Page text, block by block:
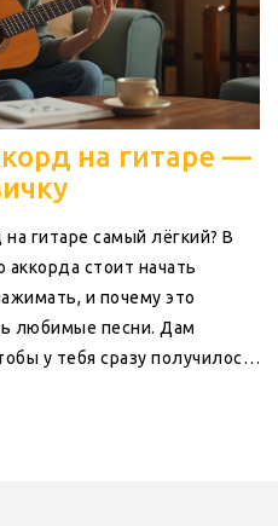
на гитаре —
гитаре самый лёгкий? В
аккорда стоит начать
и почему это
любимые песни. Дам
у тебя сразу получилось.
тренировки, чтоб
чисто. Приведу